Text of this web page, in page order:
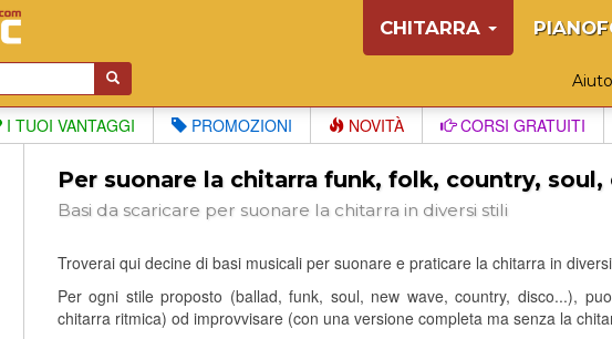
CHITARRA
Aiuto
I TUOI VANTAGGI PROMOZIONI NOVITÀ CORSI GRATUITI
Per suonare la chitarra funk, folk, country, soul,
Basi da scaricare per suonare la chitarra in diversi stili
Troverai qui decine di basi musicali per suonare e praticare la chitarra in
Per ogni stile proposto (ballad, funk, soul, new wave, country, disco...),
chitarra ritmica) od improvvisare (con una versione completa ma senza la